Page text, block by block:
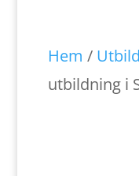
Hem /
utbildning i